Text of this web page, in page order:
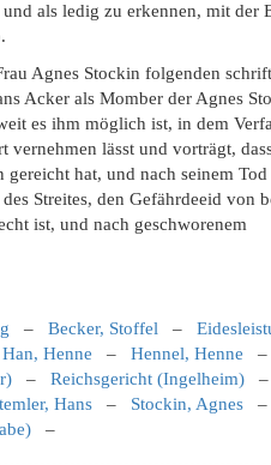
als ledig zu erkennen, mit
Agnes Stockin folgenden
Acker als Momber der Agnes
es ihm möglich ist, in dem
vernehmen lässt und vorträgt,
hat, und nach seinem
Streites, den Gefährdeeid
ist, und nach geschworenem
– Becker, Stoffel –
Han, Henne – Hennel, Henne
– Reichsgericht (Ingelheim)
Hans – Stockin, Agnes
–